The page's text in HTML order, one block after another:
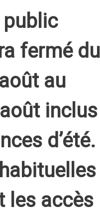
public
fermé du
au
inclus
d’été.
les accès